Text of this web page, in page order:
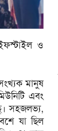
ও
মানুষ
এবং
সহজলভ্য,
যা ছিল